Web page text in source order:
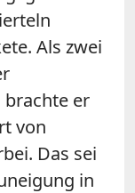
Als zwei
er
von
Das sei
in